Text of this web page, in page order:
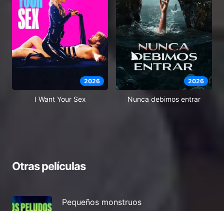
2026
I Want Your Sex
2026
Nunca debimos entrar
Otras películas
Pequeños monstruos